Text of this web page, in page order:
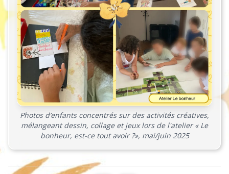
Photos d’enfants concentrés sur des activités créatives,
mélangeant dessin, collage et jeux lors de l'atelier « Le
bonheur, est-ce tout avoir ?», mai/juin 2025